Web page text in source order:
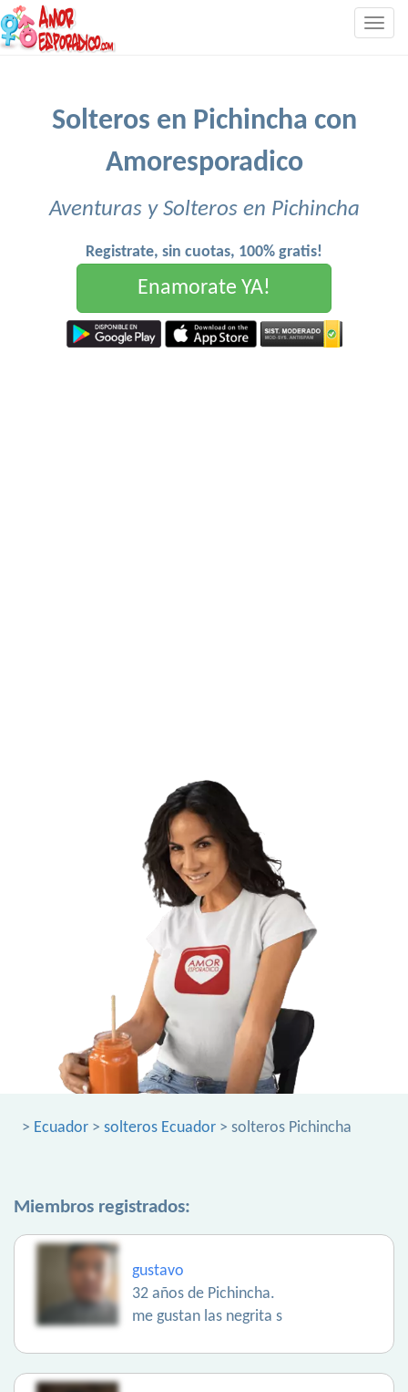
Solteros en Pichincha con
Amoresporadico
Aventuras y Solteros en Pichincha
Registrate, sin cuotas, 100% gratis!
Enamorate YA!
> Ecuador > solteros Ecuador > solteros Pichincha
Miembros registrados:
gustavo
32 años de Pichincha.
me gustan las negrita s